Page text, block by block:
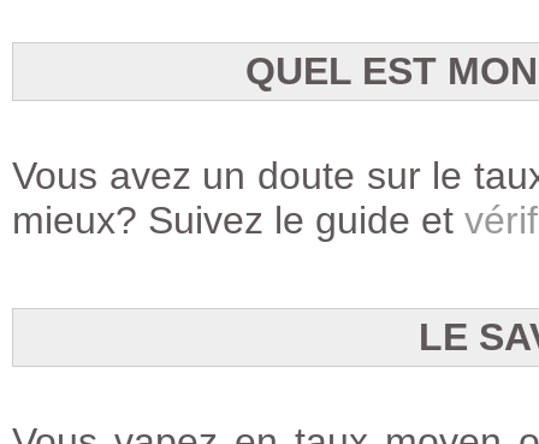
QUEL EST
Vous avez un doute sur le
mieux? Suivez le guide et
LE